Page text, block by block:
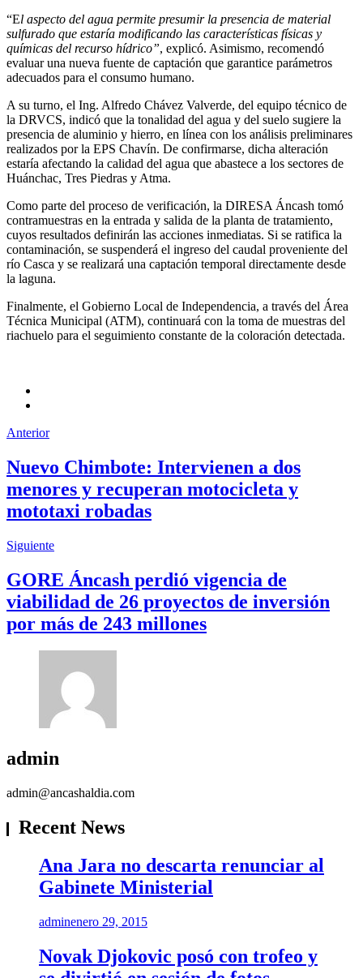
“El aspecto del agua permite presumir la presencia de material
sulfurado que estaría modificando las características físicas y
químicas del recurso hídrico”, explicó. Asimismo, recomendó
evaluar una nueva fuente de captación que garantice parámetros
adecuados para el consumo humano.
A su turno, el Ing. Alfredo Chávez Valverde, del equipo técnico de
la DRVCS, indicó que la tonalidad del agua y del suelo sugiere la
presencia de aluminio y hierro, en línea con los análisis preliminares
realizados por la EPS Chavín. De confirmarse, dicha alteración
estaría afectando la calidad del agua que abastece a los sectores de
Huánchac, Tres Piedras y Atma.
Como parte del proceso de verificación, la DIRESA Áncash tomó
contramuestras en la entrada y salida de la planta de tratamiento,
cuyos resultados definirán las acciones inmediatas. Si se ratifica la
contaminación, se suspenderá el ingreso del caudal proveniente del
río Casca y se realizará una captación temporal directamente desde
la laguna.
Finalmente, el Gobierno Local de Independencia, a través del Área
Técnica Municipal (ATM), continuará con la toma de muestras del
riachuelo para el seguimiento constante de la coloración detectada.
Anterior
Nuevo Chimbote: Intervienen a dos
menores y recuperan motocicleta y
mototaxi robadas
Siguiente
GORE Áncash perdió vigencia de
viabilidad de 26 proyectos de inversión
por más de 243 millones
admin
admin@ancashaldia.com
Recent News
Ana Jara no descarta renunciar al
Gabinete Ministerial
adminenero 29, 2015
Novak Djokovic posó con trofeo y